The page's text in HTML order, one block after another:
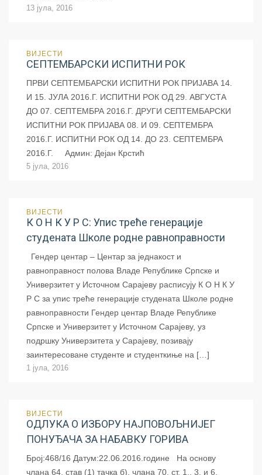
13 јула, 2016
ВИЈЕСТИ
СЕПТЕМБАРСКИ ИСПИТНИ РОК
ПРВИ СЕПТЕМБАРСКИ ИСПИТНИ РОК ПРИЈАВА 14.
И 15. ЈУЛА 2016.Г. ИСПИТНИ РОК ОД 29. АВГУСТА
ДО 07. СЕПТЕМБРА 2016.Г. ДРУГИ СЕПТЕМБАРСКИ
ИСПИТНИ РОК ПРИЈАВА 08. И 09. СЕПТЕМБРА
2016.Г. ИСПИТНИ РОК ОД 14. ДО 23. СЕПТЕМБРА
2016.Г. Админ: Дејан Крстић
5 јула, 2016
ВИЈЕСТИ
К О Н К У Р С: Упис треће генерације
студената Школе родне равноправности
Гендер центар – Центар за једнакост и
равноправност полова Владе Републике Српске и
Универзитет у Источном Сарајеву расписују К О Н К У
Р С за упис треће генерације студената Школе родне
равноправности Гендер центар Владе Републике
Српске и Универзитет у Источном Сарајеву, уз
подршку Универзитета у Сарајеву, позивају
заинтересоване студенте и студенткиње на […]
1 јула, 2016
ВИЈЕСТИ
ОДЛУКА О ИЗБОРУ НАЈПОВОЉНИЈЕГ
ПОНУЂАЧА ЗА НАБАВКУ ГОРИВА
Број:468/16 Датум:22.06.2016.године На основу
члана 64. став (1) тачка б), члана 70. ст. 1., 3. и 6.